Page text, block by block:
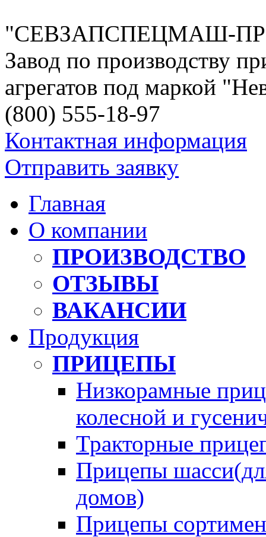
"СЕВЗАПСПЕЦМАШ-
Завод по производству
агрегатов под маркой
(800) 555-18-97
Контактная информация
Отправить заявку
Главная
О компании
ПРОИЗВОДСТВО
ОТЗЫВЫ
ВАКАНСИИ
Продукция
ПРИЦЕПЫ
Низкорамные
колесной и
Тракторные
Прицепы
домов)
Прицепы